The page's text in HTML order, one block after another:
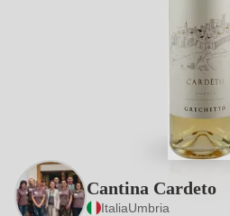
Cantina Cardeto
ItaliaUmbria